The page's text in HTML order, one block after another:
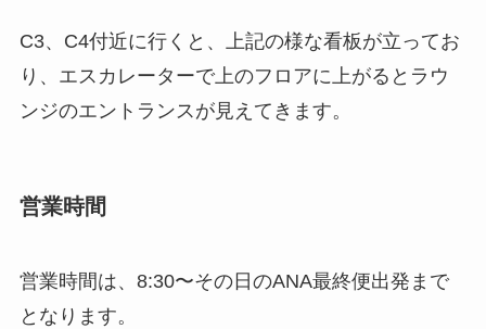
C3、C4付近に行くと、上記の様な看板が立ってお
り、エスカレーターで上のフロアに上がるとラウ
ンジのエントランスが見えてきます。
営業時間
営業時間は、8:30〜その日のANA最終便出発まで
となります。